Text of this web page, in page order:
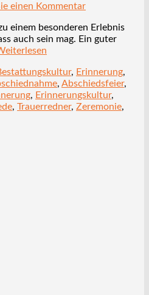
einen Kommentar
einem besonderen Erlebnis
auch sein mag. Ein guter
, Erinnerung,
, Abschiedsfeier,
, Erinnerungskultur,
, Trauerredner, Zeremonie,